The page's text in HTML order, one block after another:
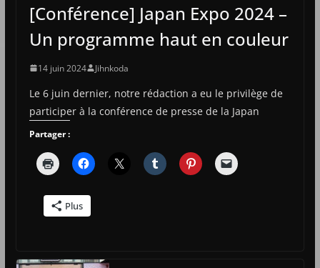
[Conférence] Japan Expo 2024 –
Un programme haut en couleur
14 juin 2024 Jihnkoda
Le 6 juin dernier, notre rédaction a eu le privilège de
participer à la conférence de presse de la Japan
Partager :
Plus